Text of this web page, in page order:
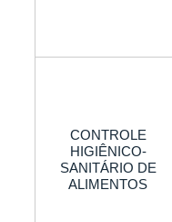
CONTROLE
HIGIÊNICO-
SANITÁRIO DE
ALIMENTOS